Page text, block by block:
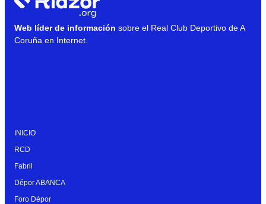
Web líder de información sobre el Real Club Deportivo de A
Coruña en Internet.
INICIO
RCD
Fabril
Dépor ABANCA
Foro Dépor